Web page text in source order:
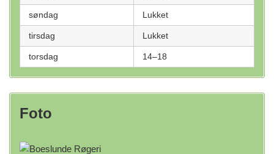
søndag Lukket
tirsdag Lukket
torsdag 14–18
Foto